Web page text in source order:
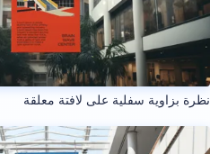
نظرة بزاوية سفلية على لافتة معلقة